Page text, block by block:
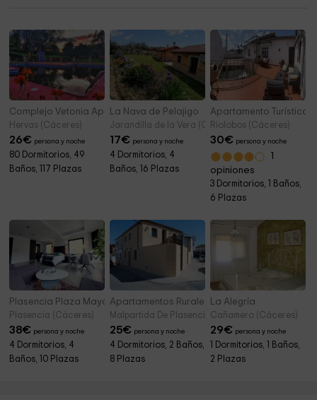
Complejo Vetonia Apartamentos Turísticos
Hervas (Cáceres)
26€ persona y noche
80 Dormitorios, 49
Baños, 117 Plazas
La Nava de Pelajigo
Jarandilla de la Vera (Cáceres)
17€ persona y noche
4 Dormitorios, 4
Baños, 16 Plazas
Apartamento Turístico
Riolobos (Cáceres)
30€ persona y noche
opiniones
3 Dormitorios, 1 Baños,
6 Plazas
Plasencia Plaza Mayor Luxury
Plasencia (Cáceres)
38€ persona y noche
4 Dormitorios, 4
Baños, 10 Plazas
Apartamentos Rurales El Trillo
Malpartida De Plasencia (Cáceres)
25€ persona y noche
4 Dormitorios, 2 Baños,
8 Plazas
La Alegría
Cañamero (Cáceres)
29€ persona y noche
1 Dormitorios, 1 Baños,
2 Plazas